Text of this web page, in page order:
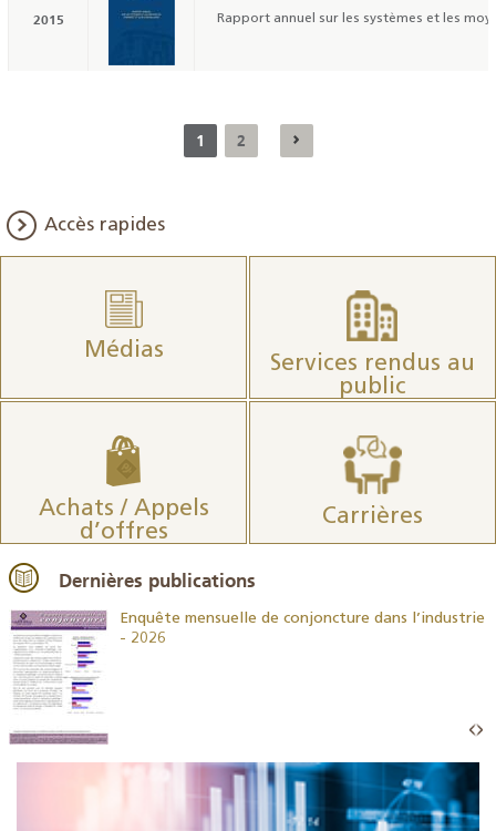
2015 Rapport annuel sur les systèmes et les
1 2
Accès rapides
Médias
Services rendus au
public
Achats / Appels
d’offres
Carrières
Dernières publications
Enquête mensuelle de conjoncture dans l’industrie
- 2026